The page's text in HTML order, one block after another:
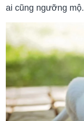
ai cũng ngưỡng mộ.